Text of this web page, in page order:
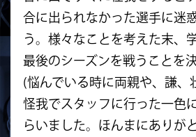
合に出られなかった選手に迷
う。様々なことを考えた末、
最後のシーズンを戦うことを
(悩んでいる時に両親や、謙、
怪我でスタッフに行った一色
らいました。ほんまにありが